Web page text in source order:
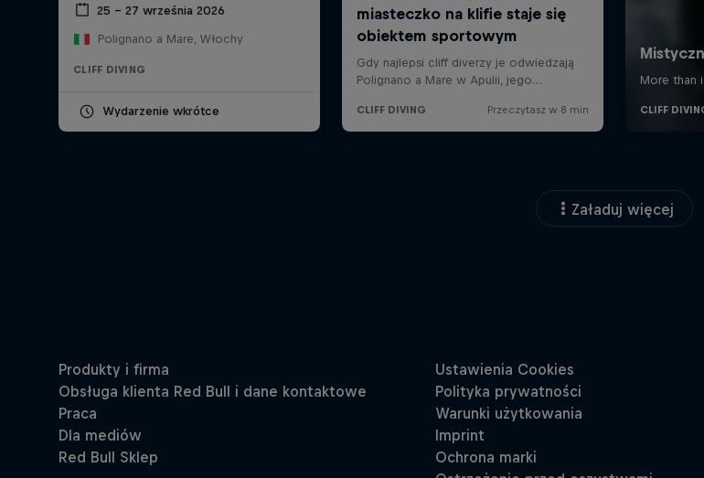
25 – 27 września 2026
Polignano a Mare, Włochy
CLIFF DIVING
Wydarzenie wkrótce
Załaduj więcej